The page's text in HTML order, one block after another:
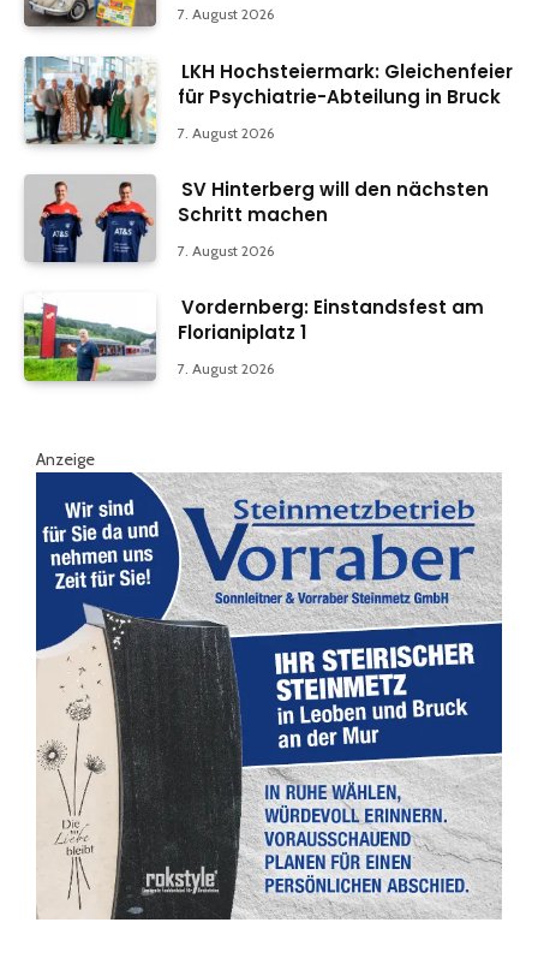
7. August 2026
LKH Hochsteiermark: Gleichenfeier
für Psychiatrie-Abteilung in Bruck
7. August 2026
SV Hinterberg will den nächsten
Schritt machen
7. August 2026
Vordernberg: Einstandsfest am
Florianiplatz 1
7. August 2026
Anzeige